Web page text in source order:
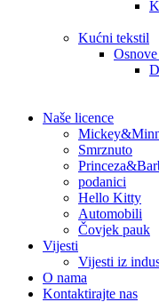
Kućni tekstil
Naše licence
Smrznuto
podanici
Hello Kitty
Automobili
Čovjek pauk
Vijesti
Vijesti iz
O nama
Kontaktirajte nas